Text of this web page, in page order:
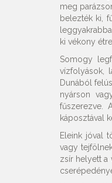
meg
belezték ki,
ki vékony
Somogy
vízfolyások,
Dunából
nyárson
fűszerezve.
káposztával
Eleink jóval
vagy
zsír helyett a